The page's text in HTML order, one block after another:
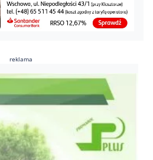
reklama